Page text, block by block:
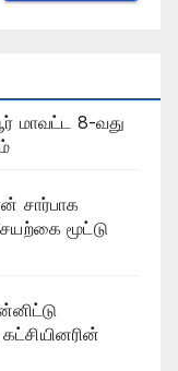
மாவட்ட 8-வது
சார்பாக
மூட்டு